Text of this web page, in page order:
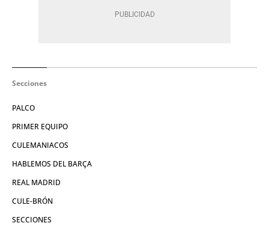
Secciones
PALCO
PRIMER EQUIPO
CULEMANIACOS
HABLEMOS DEL BARÇA
REAL MADRID
CULE-BRÓN
SECCIONES